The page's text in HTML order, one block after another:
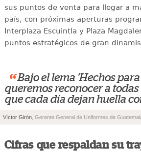
sus puntos de venta para llegar a
país, con próximas aperturas
Interplaza Escuintla y Plaza
puntos estratégicos de gran
“ Bajo el lema 'Hechos
queremos reconocer a
que cada día dejan huella
Víctor Girón , Gerente General de Uniformes de
Cifras que respaldan su